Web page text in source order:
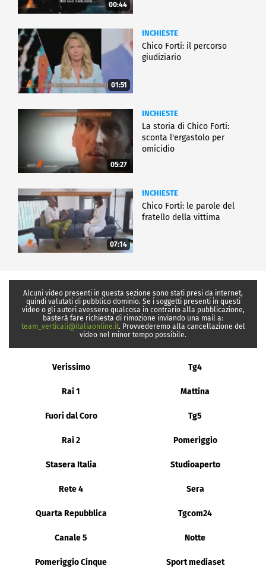
00:44
01:51
INCHIESTE
Chico Forti: il percorso
giudiziario
05:27
INCHIESTE
La storia di Chico Forti:
sconta l'ergastolo per
omicidio
07:14
INCHIESTE
Chico Forti: le parole del
fratello della vittima
Alcuni video presenti in questa sezione sono stati presi da internet,
quindi valutati di pubblico dominio. Se i soggetti presenti in questi
video o gli autori avessero qualcosa in contrario alla pubblicazione,
basterà fare richiesta di rimozione inviando una mail a:
team_verticali@italiaonline.it. Provvederemo alla cancellazione del
video nel minor tempo possibile.
Verissimo Tg4
Rai 1 Mattina
Fuori dal Coro Tg5
Rai 2 Pomeriggio
Stasera Italia Studioaperto
Rete 4 Sera
Quarta Repubblica Tgcom24
Canale 5 Notte
Pomeriggio Cinque Sport mediaset